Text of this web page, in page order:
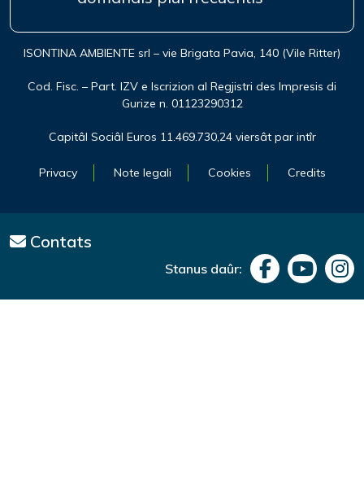
ISONTINA AMBIENTE srl – vie Brigata Pavia, 140 (Vile Ritter)
Cod. Fisc. – Part. IZV e Iscrizion al Regjistri des Impresis di
Gurize n. 01123290312
Capitâl Sociâl Euros 11.469.730,24 viersât par intîr
Privacy Note legali Cookies Credits
Contats
Stanus daûr: